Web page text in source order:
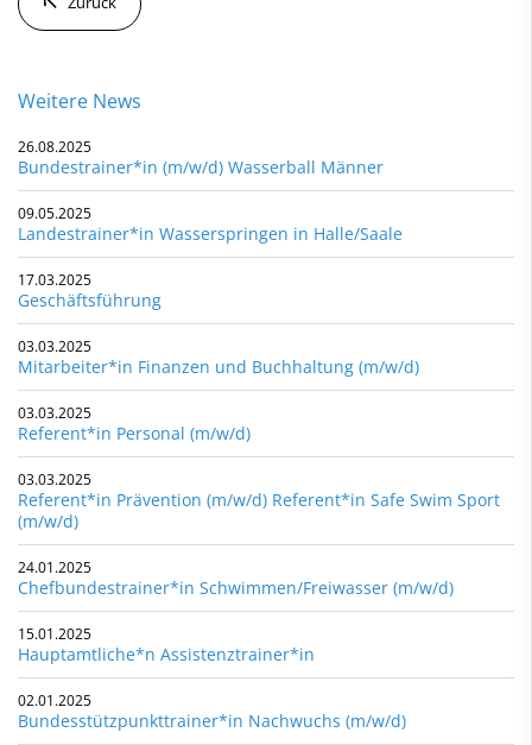
Weitere News
26.08.2025
Bundestrainer*in (m/w/d) Wasserball Männer
09.05.2025
Landestrainer*in Wasserspringen in Halle/Saale
17.03.2025
Geschäftsführung
03.03.2025
Mitarbeiter*in Finanzen und Buchhaltung (m/w/d)
03.03.2025
Referent*in Personal (m/w/d)
03.03.2025
Referent*in Prävention (m/w/d) Referent*in Safe Swim Sport
(m/w/d)
24.01.2025
Chefbundestrainer*in Schwimmen/Freiwasser (m/w/d)
15.01.2025
Hauptamtliche*n Assistenztrainer*in
02.01.2025
Bundesstützpunkttrainer*in Nachwuchs (m/w/d)